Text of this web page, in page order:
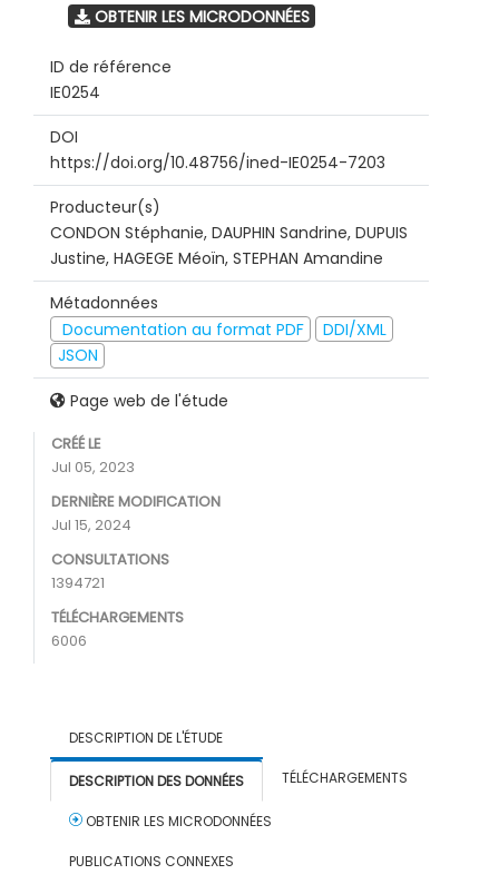
OBTENIR LES MICRODONNÉES
ID de référence
IE0254
DOI
https://doi.org/10.48756/ined-IE0254-7203
Producteur(s)
CONDON Stéphanie, DAUPHIN Sandrine, DUPUIS
Justine, HAGEGE Méoïn, STEPHAN Amandine
Métadonnées
Documentation au format PDF
DDI/XML
JSON
Page web de l'étude
CRÉÉ LE
Jul 05, 2023
DERNIÈRE MODIFICATION
Jul 15, 2024
CONSULTATIONS
1394721
TÉLÉCHARGEMENTS
6006
DESCRIPTION DE L'ÉTUDE
DESCRIPTION DES DONNÉES TÉLÉCHARGEMENTS
OBTENIR LES MICRODONNÉES
PUBLICATIONS CONNEXES